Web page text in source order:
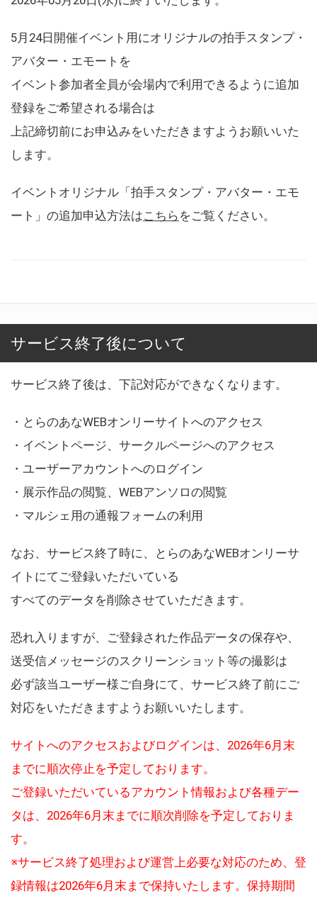
5月24日開催イベント用にオリジナルの拍手スタンプ・
アバター・エモートを
イベント参加者全員が会場内で利用できるように追加
登録をご希望される場合は
上記締切前にお申込みをいただきますようお願いいた
します。
イベントオリジナル「拍手スタンプ・アバター・エモ
ート」の追加申込方法はこちら をご覧ください。
サービス終了後について
サービス終了後は、下記対応ができなくなります。
・とらのあなWEBオンリーサイトへのアクセス
・イベントページ、サークルページへのアクセス
・ユーザーアカウントへのログイン
・展示作品の閲覧、WEBアンソロの閲覧
・マルシェ用の通報フォームの利用
なお、サービス終了時に、とらのあなWEBオンリーサ
イトにてご登録いただいている
すべてのデータを削除させていただきます。
恐れ入りますが、ご登録された作品データの保存や、
送受信メッセージのスクリーンショット等の撮影は
必ず該当ユーザー様ご自身にて、サービス終了前にご
対応をいただきますようお願いいたします。
サイトへのアクセスおよびログインは、2026年6月末
までに順次停止を予定しております。
ご登録いただいているアカウント情報および各種デー
タは、2026年6月末までに順次削除を予定しておりま
す。
※サービス終了処理および運営上必要な対応のため、登
録情報は2026年6月末まで保持いたします。保持期間